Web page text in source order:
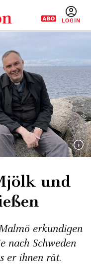
und
erkundigen
nach Schweden
er ihnen rät.